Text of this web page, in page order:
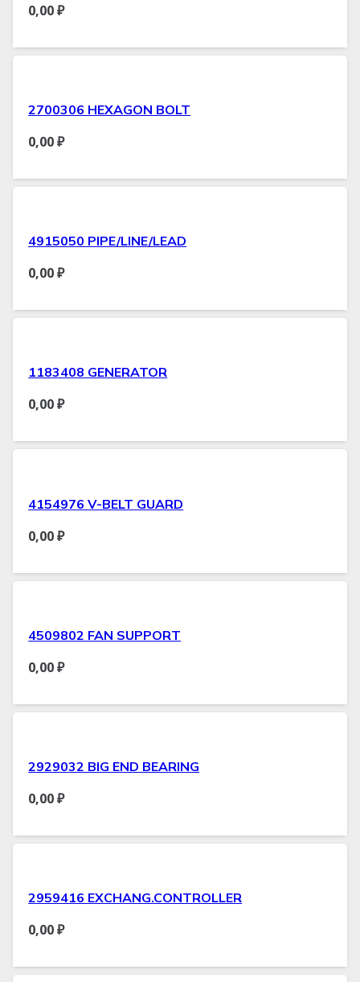
0,00₽
2700306 HEXAGON BOLT
0,00₽
4915050 PIPE/LINE/LEAD
0,00₽
1183408 GENERATOR
0,00₽
4154976 V-BELT GUARD
0,00₽
4509802 FAN SUPPORT
0,00₽
2929032 BIG END BEARING
0,00₽
2959416 EXCHANG.CONTROLLER
0,00₽